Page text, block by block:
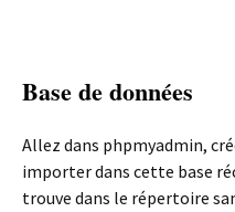
Base de données
Allez dans phpmyadmin,
importer dans cette base
trouve dans le répertoire